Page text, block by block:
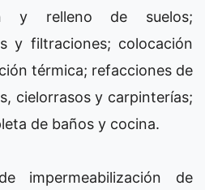
y relleno de suelos;
y filtraciones; colocación
térmica; refacciones de
cielorrasos y carpinterías;
de baños y cocina.
impermeabilización de